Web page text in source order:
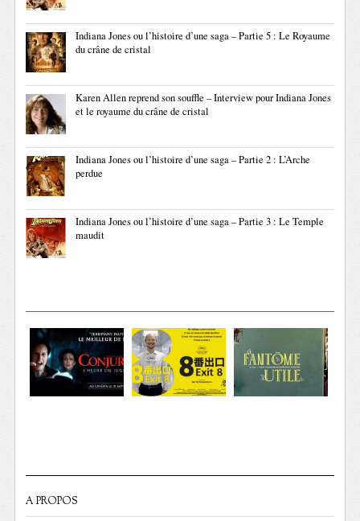
Indiana Jones ou l’histoire d’une saga – Partie 5 : Le Royaume
du crâne de cristal
Karen Allen reprend son souffle – Interview pour Indiana Jones
et le royaume du crâne de cristal
Indiana Jones ou l’histoire d’une saga – Partie 2 : L’Arche
perdue
Indiana Jones ou l’histoire d’une saga – Partie 3 : Le Temple
maudit
A PROPOS